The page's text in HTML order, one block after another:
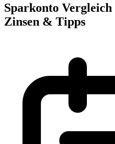
Sparkonto Vergleich
Zinsen & Tipps